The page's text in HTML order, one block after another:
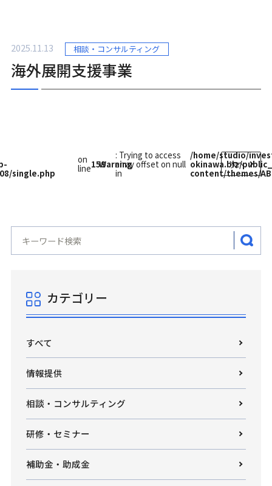
2025.11.13 相談・コンサルティング
海外展開支援事業
single.php
on
line159Warning
: Trying to access
array offset on null
in
/home/studio/
okinawa.biz/
content/themes/
次へ
カテゴリー
すべて
情報提供
相談・コンサルティング
研修・セミナー
補助金・助成金